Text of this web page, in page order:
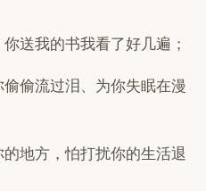
送我的书我看了好几遍；
偷流过泪、为你失眠在漫
地方，怕打扰你的生活退